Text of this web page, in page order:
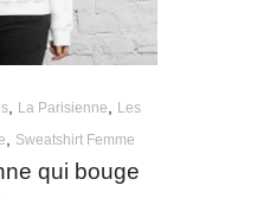
La Parisienne
Les
Sweatshirt Femme
qui bouge